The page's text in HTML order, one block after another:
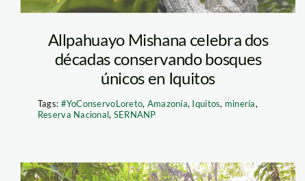
Allpahuayo Mishana celebra dos
décadas conservando bosques
únicos en Iquitos
Tags: #YoConservoLoreto, Amazonía, Iquitos, minería,
Reserva Nacional, SERNANP